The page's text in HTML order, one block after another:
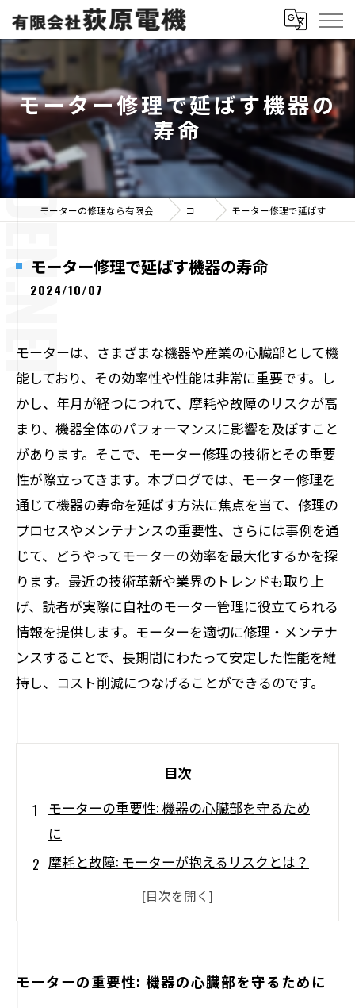
モーター修理で延ばす機器の
寿命
コラム モーター修理で延ばす機器の寿命
モーター修理で延ばす機器の寿命
2024/10/07
モーターは、さまざまな機器や産業の心臓部として機
能しており、その効率性や性能は非常に重要です。し
かし、年月が経つにつれて、摩耗や故障のリスクが高
まり、機器全体のパフォーマンスに影響を及ぼすこと
があります。そこで、モーター修理の技術とその重要
性が際立ってきます。本ブログでは、モーター修理を
通じて機器の寿命を延ばす方法に焦点を当て、修理の
プロセスやメンテナンスの重要性、さらには事例を通
じて、どうやってモーターの効率を最大化するかを探
ります。最近の技術革新や業界のトレンドも取り上
げ、読者が実際に自社のモーター管理に役立てられる
情報を提供します。モーターを適切に修理・メンテナ
ンスすることで、長期間にわたって安定した性能を維
持し、コスト削減につなげることができるのです。
目次
モーターの重要性: 機器の心臓部を守るため
に
摩耗と故障: モーターが抱えるリスクとは？
モーター修理のプロセス: 効率を最大化する
方法
モーターの重要性: 機器の心臓部を守るために